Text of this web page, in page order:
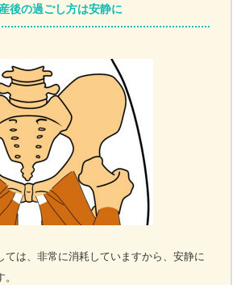
産後の過ごし方は安静に
ては、非常に消耗していますから、安静に